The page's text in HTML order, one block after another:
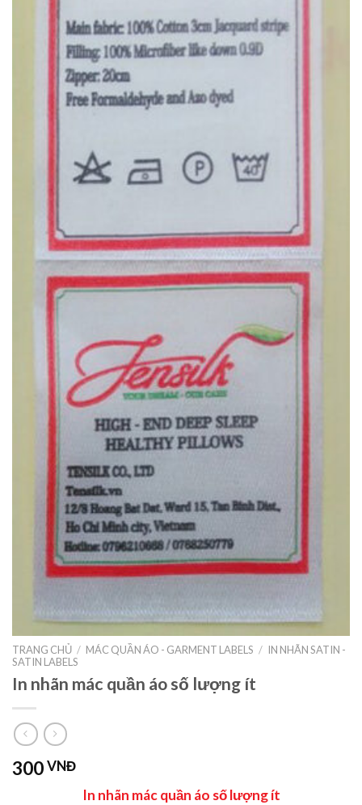
TRANG CHỦ / MÁC QUẦN ÁO - GARMENT LABELS / IN NHÃN SATIN -
SATIN LABELS
In nhãn mác quần áo số lượng ít
300VNĐ
In nhãn mác quần áo số lượng ít